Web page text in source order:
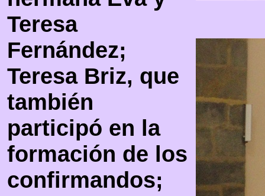
Teresa
Fernández;
Teresa Briz, que
también
participó en la
formación de los
confirmandos;